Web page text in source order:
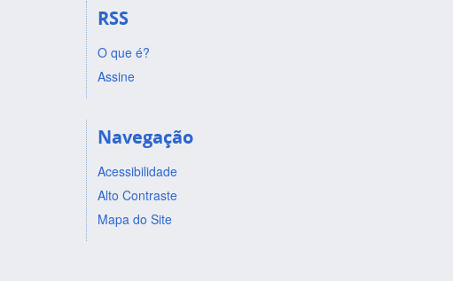
RSS
O que é?
Assine
Navegação
Acessibilidade
Alto Contraste
Mapa do Site